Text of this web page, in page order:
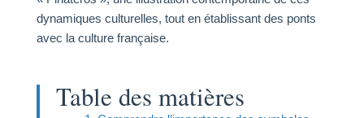
dynamiques culturelles, tout en établissant des ponts
avec la culture française.
Table des matières